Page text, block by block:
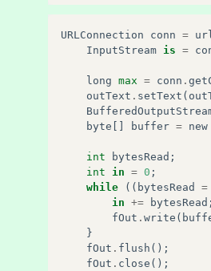
URLConnection conn =
InputStream is =
long max = conn .
outText . setText (
byte
buffer = new
int bytesRead ;
int
in = 0 ;
while
(( bytesRead =
in += bytesRead ;
fOut . write (
}
fOut . flush ();
fOut . close ();